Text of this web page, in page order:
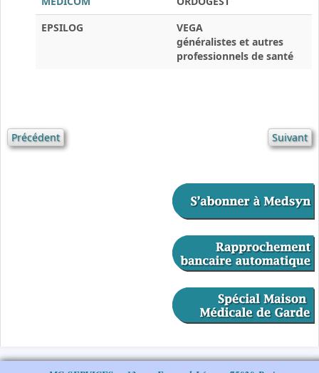
EPSILOG
VEGA
généralistes et autres
professionnels de santé
Précédent Suivant